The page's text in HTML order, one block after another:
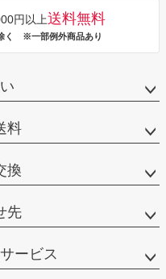
円以上送料無料
く ※一部例外商品あり
料
換
先
ービス